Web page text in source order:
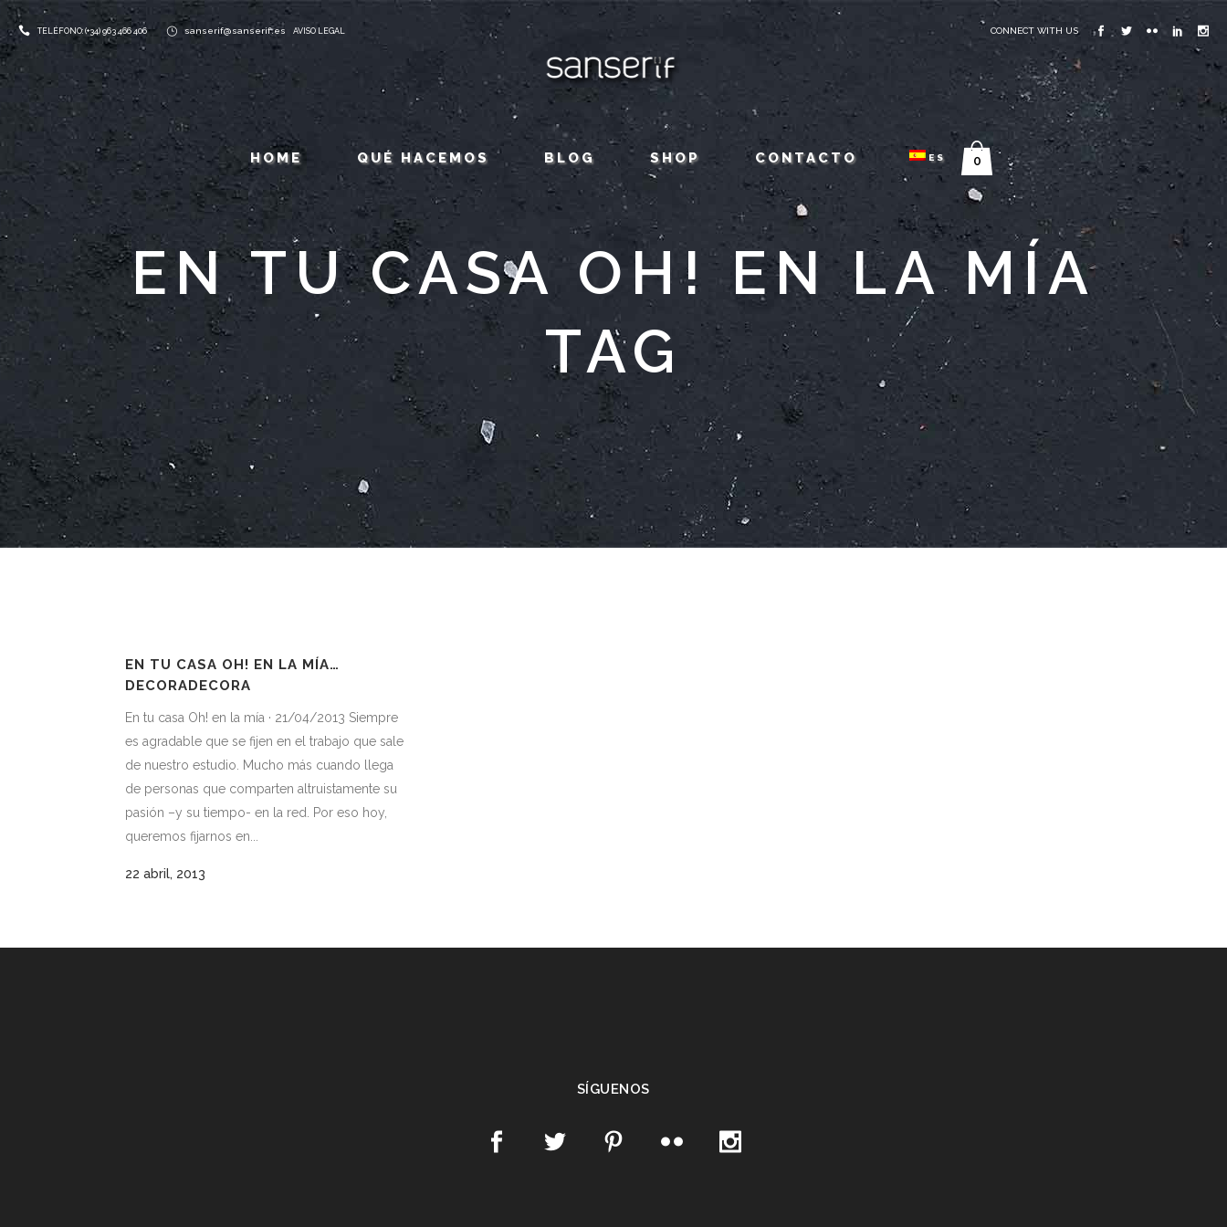
TELÉFONO: (+34) 963 466 406 sanserif@sanserif.es AVISO LEGAL CONNECT WITH US
HOME QUÉ HACEMOS BLOG SHOP CONTACTO ES 0
EN TU CASA OH! EN LA MÍA
TAG
EN TU CASA OH! EN LA MÍA…
DECORADECORA
En tu casa Oh! en la mía · 21/04/2013 Siempre
es agradable que se fijen en el trabajo que sale
de nuestro estudio. Mucho más cuando llega
de personas que comparten altruistamente su
pasión –y su tiempo- en la red. Por eso hoy,
queremos fijarnos en...
22 abril, 2013
SÍGUENOS